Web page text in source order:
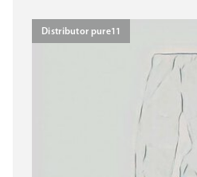
Distributor pure11